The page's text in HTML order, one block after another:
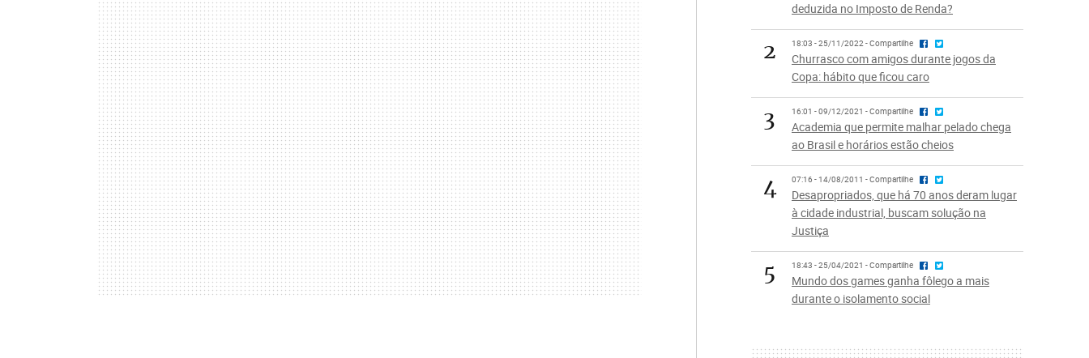
deduzida no Imposto de Renda?
2 18:03 - 25/11/2022 - Compartilhe
Churrasco com amigos durante jogos da
Copa: hábito que ficou caro
3 16:01 - 09/12/2021 - Compartilhe
Academia que permite malhar pelado chega
ao Brasil e horários estão cheios
4 07:16 - 14/08/2011 - Compartilhe
Desapropriados, que há 70 anos deram lugar
à cidade industrial, buscam solução na
Justiça
5 18:43 - 25/04/2021 - Compartilhe
Mundo dos games ganha fôlego a mais
durante o isolamento social